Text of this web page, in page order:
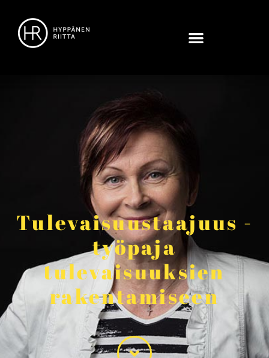
Tulevaisuustaajuus -
työpaja
tulevaisuuksien
rakentamiseen